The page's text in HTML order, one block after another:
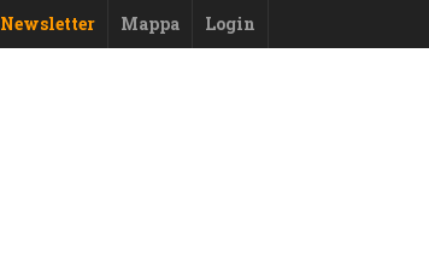
Newsletter Mappa Login